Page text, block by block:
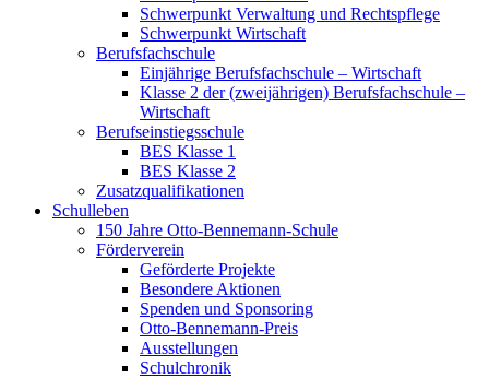
Schwerpunkt Verwaltung und Rechtspflege
Schwerpunkt Wirtschaft
Berufsfachschule
Einjährige Berufsfachschule – Wirtschaft
Klasse 2 der (zweijährigen) Berufsfachschule –
Wirtschaft
Berufseinstiegsschule
BES Klasse 1
BES Klasse 2
Zusatzqualifikationen
Schulleben
150 Jahre Otto-Bennemann-Schule
Förderverein
Geförderte Projekte
Besondere Aktionen
Spenden und Sponsoring
Otto-Bennemann-Preis
Ausstellungen
Schulchronik